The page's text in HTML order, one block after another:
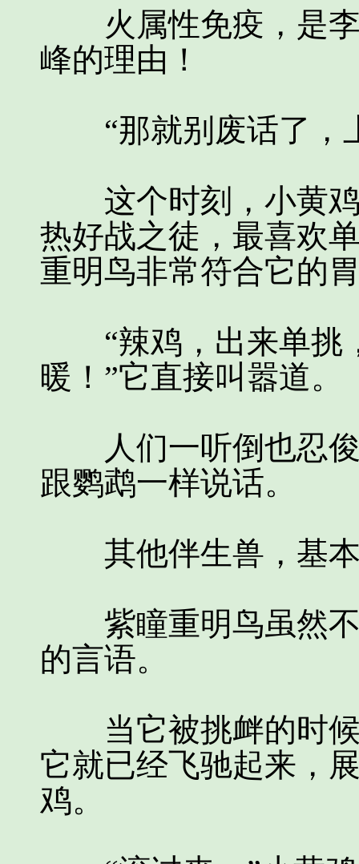
火属性免疫，是李
峰的理由！
“那就别废话了，
这个时刻，小黄鸡
热好战之徒，最喜欢
重明鸟非常符合它的
“辣鸡，出来单挑
暖！”它直接叫嚣道。
人们一听倒也忍俊
跟鹦鹉一样说话。
其他伴生兽，基本
紫瞳重明鸟虽然不
的言语。
当它被挑衅的时候
它就已经飞驰起来，
鸡。